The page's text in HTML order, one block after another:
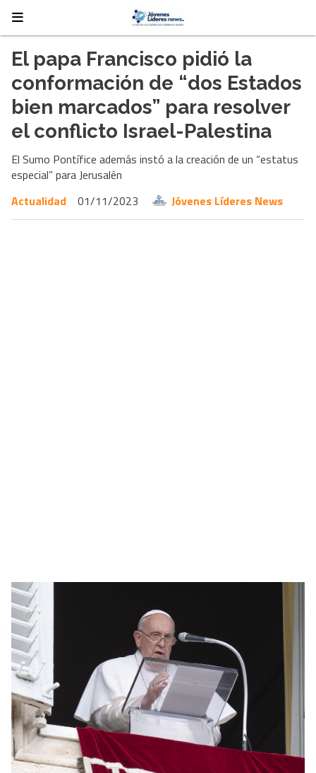
El papa Francisco pidió la
conformación de “dos Estados
bien marcados” para resolver
el conflicto Israel-Palestina
El Sumo Pontífice además instó a la creación de un “estatus
especial” para Jerusalén
Actualidad
01/11/2023 Jóvenes Líderes News